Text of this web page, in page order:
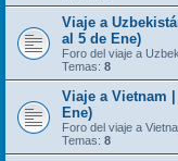
Viaje a
al 5 de Ene)
Foro del viaje a
Temas: 8
Viaje a Vietnam
Ene)
Foro del viaje a
Temas: 8